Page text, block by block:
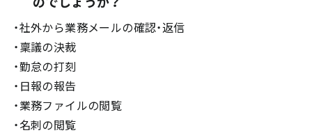
・社外から業務メールの確認・返信
・稟議の決裁
・勤怠の打刻
・日報の報告
・業務ファイルの閲覧
・名刺の閲覧